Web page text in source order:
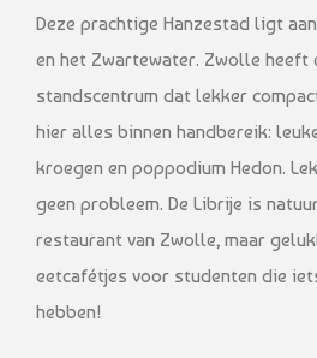
Deze prachtige Hanzestad ligt
en het Zwartewater. Zwolle heeft
standscentrum dat lekker
hier alles binnen handbereik:
kroegen en poppodium Hedon.
geen probleem. De Librije is
restaurant van Zwolle, maar
eetcafétjes voor studenten die
hebben!